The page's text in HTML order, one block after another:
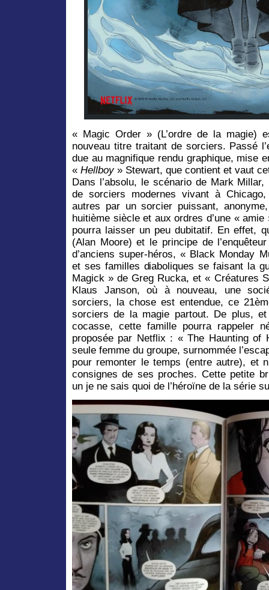
« Magic Order » (L’ordre de la magie)
nouveau titre traitant de sorciers. Passé
due au magnifique rendu graphique, mise
« Hellboy » Stewart, que contient et vaut
Dans l’absolu, le scénario de Mark
de sorciers modernes vivant à
autres par un sorcier puissant,
huitième siècle et auxordres d’une « amie
pourra laisser un peu dubitatif. En effet,
(Alan Moore) et le principe de
d’anciens super-héros, « Black Monday
et ses familles diaboliques se faisant la
Magick » de Greg Rucka, et « Créatures
Klaus Janson, où à nouveau, une
sorciers, la chose est entendue, ce
sorciers de la magie partout. De plus,
cocasse, cette famille pourra rappeler
proposée par Netflix : « The Haunting
seule femme du groupe, surnommée
pour remonter le temps (entre autre), et
consignes de ses proches. Cette petite
un je ne sais quoi de l’héroïne de la série